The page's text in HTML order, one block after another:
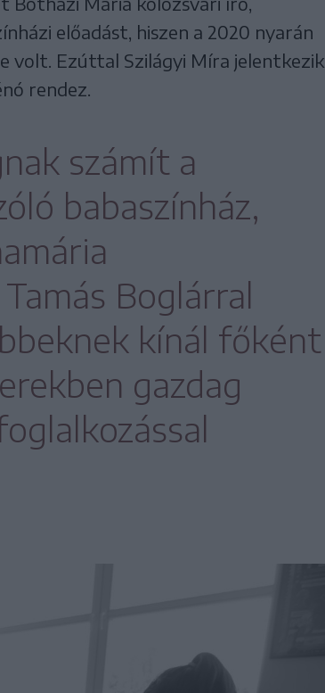
előadást, hiszen a 2020 nyarán
volt. Ezúttal Szilágyi Míra jelentkezik
rendez.
számít a
babaszínház,
Boglárral
kínál főként
gazdag